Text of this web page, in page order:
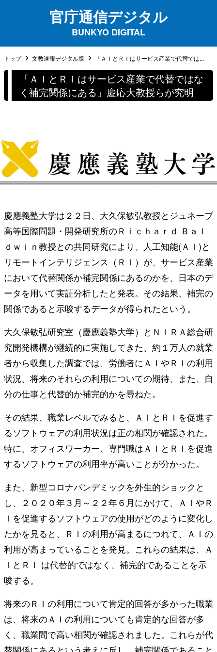
官庁通信デジタル
BUNKYO DIGITAL
トップ 文教速報デジタル版 「ＡＩとＲＩはサービス産業で代替では...
「ＡＩとＲＩはサービス産業で代替ではな
く補完関係にある」慶応大教授らが究明
慶應義塾大学は２２日、大久保敏弘教授とジュネーブ
高等国際問題・開発研究所のＲｉｃｈａｒｄ Ｂａｌ
ｄｗｉｎ教授との共同研究により、人工知能(ＡＩ)と
リモートインテリジェンス（ＲＩ）が、サービス産業
において代替関係か補完関係にあるのかを、日本のデ
ータを用いて実証分析したと発表。その結果、補完の
関係であると示唆するデータが得られたという。
大久保敏弘研究室（慶應義塾大学）とＮＩＲＡ総合研
究開発機構が継続的に実施してきた、約１万人の就業
者から収集した調査では、労働者にＡＩやＲＩの利用
状況、将来のそれらの利用についての期待、また、自
分の仕事と代替的か補完的かを尋ねた。
その結果、職業レベルでみると、ＡＩとＲＩを促進す
るソフトウェアの利用状況は正の相関が確認された。
特に、オフィスワーカー、専門職はＡＩとＲＩを促進
するソフトウェアの利用率が高いことが分かった。
また、新型コロナパンデミックを外生的ショックと
し、２０２０年３月～２２年６月にかけて、ＡＩやＲ
Ｉを促進するソフトウェアの使用がどのように変化し
たかを見ると、ＲＩの利用が高まるにつれて、ＡＩの
利用が高まっていることを発見。これらの結果は、Ａ
ＩとＲＩ は代替的ではなく、補完的であることを示
唆する。
将来のＲＩの利用について肯定的回答が多かった職業
は、将来のＡＩの利用についても肯定的な回答が多
く、職業間で高い相関が確認されました。これらが代
替関係にあるという考えに反し、補完関係であること